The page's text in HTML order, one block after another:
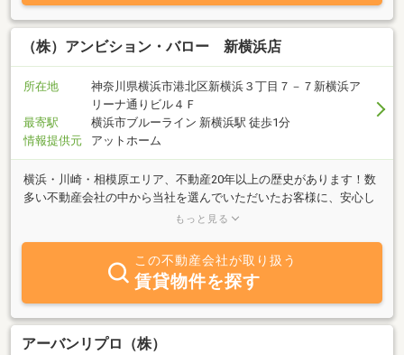
横浜、名古屋、大阪、博多、高崎、札幌、宇都宮、静岡、京都、神
戸三宮、熊本、立川、広島、岡山、仙台支店と続々と支店開設が進
んでおり、2026年1月には金沢、松山、岐阜支店が開設予定です。
にお問い合わせください！掲載物件につきましてもご質問等ござい
ましたらいつでもご連絡ください。
（株）アンビション・バロー 新横浜店
所在地
神奈川県横浜市港北区新横浜３丁目７－７新横浜ア
リーナ通りビル４Ｆ
最寄駅
横浜市ブルーライン 新横浜駅 徒歩1分
情報提供元
アットホーム
横浜・川崎・相模原エリア、不動産20年以上の歴史があります！数
多い不動産会社の中から当社を選んでいただいたお客様に、安心し
て暮らせる住まいを責任を持ってお探しします。お客様の理想やご
なかご希望のお部屋が見つからないお客様も是非一度ご相談くださ
い。お客様の立場になってアドバイスさせていただき、満足のいく
お部屋が見つかるまでお手伝いします。横浜市・川崎市エリアのワ
ンルームからファミリータイプまで幅広く対応しておりますので、
お気軽にお問い合わせください。
もっと見る
この不動産会社が取り扱う
賃貸物件を探す
アーバンリプロ（株）